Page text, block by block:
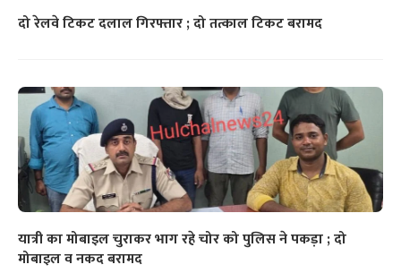
दो रेलवे टिकट दलाल गिरफ्तार ; दो तत्काल टिकट बरामद
यात्री का मोबाइल चुराकर भाग रहे चोर को पुलिस ने पकड़ा ; दो
मोबाइल व नकद बरामद